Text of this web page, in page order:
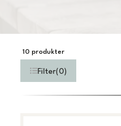
10 produkter
Filter(0)